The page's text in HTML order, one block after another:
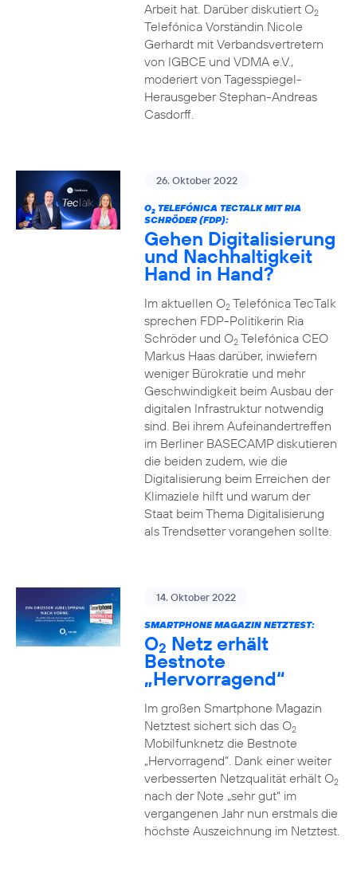
Arbeit hat. Darüber diskutiert O2
Telefónica Vorständin Nicole
Gerhardt mit Verbandsvertretern
von IGBCE und VDMA e.V.,
moderiert von Tagesspiegel-
Herausgeber Stephan-Andreas
Casdorff.
26. Oktober 2022
O2TELEFÓNICA TECTALK MIT RIA
SCHRÖDER (FDP):
Gehen Digitalisierung
und Nachhaltigkeit
Hand in Hand?
Im aktuellen O2Telefónica TecTalk
sprechen FDP-Politikerin Ria
Schröder und O2Telefónica CEO
Markus Haas darüber, inwiefern
weniger Bürokratie und mehr
Geschwindigkeit beim Ausbau der
digitalen Infrastruktur notwendig
sind. Bei ihrem Aufeinandertreffen
im Berliner BASECAMP diskutieren
die beiden zudem, wie die
Digitalisierung beim Erreichen der
Klimaziele hilft und warum der
Staat beim Thema Digitalisierung
als Trendsetter vorangehen sollte.
14. Oktober 2022
SMARTPHONE MAGAZIN NETZTEST:
O2 Netz erhält
Bestnote
„Hervorragend“
Im großen Smartphone Magazin
Netztest sichert sich das O2
Mobilfunknetz die Bestnote
„Hervorragend“. Dank einer weiter
verbesserten Netzqualität erhält O2
nach der Note „sehr gut“ im
vergangenen Jahr nun erstmals die
höchste Auszeichnung im Netztest.